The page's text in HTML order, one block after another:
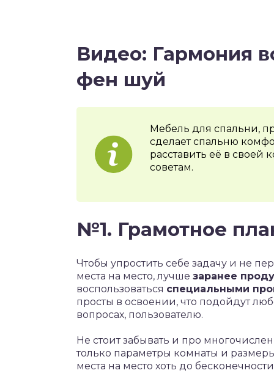
Видео: Гармония
фен шуй
Мебель для спальни,
сделает спальню
расставить её в
советам.
№1. Грамотное
Чтобы упростить себе задачу и не
места на место, лучше заранее
воспользоваться специальными
просты в освоении, что подойдут
вопросах, пользователю.
Не стоит забывать и про
только параметры комнаты и
места на место хоть до